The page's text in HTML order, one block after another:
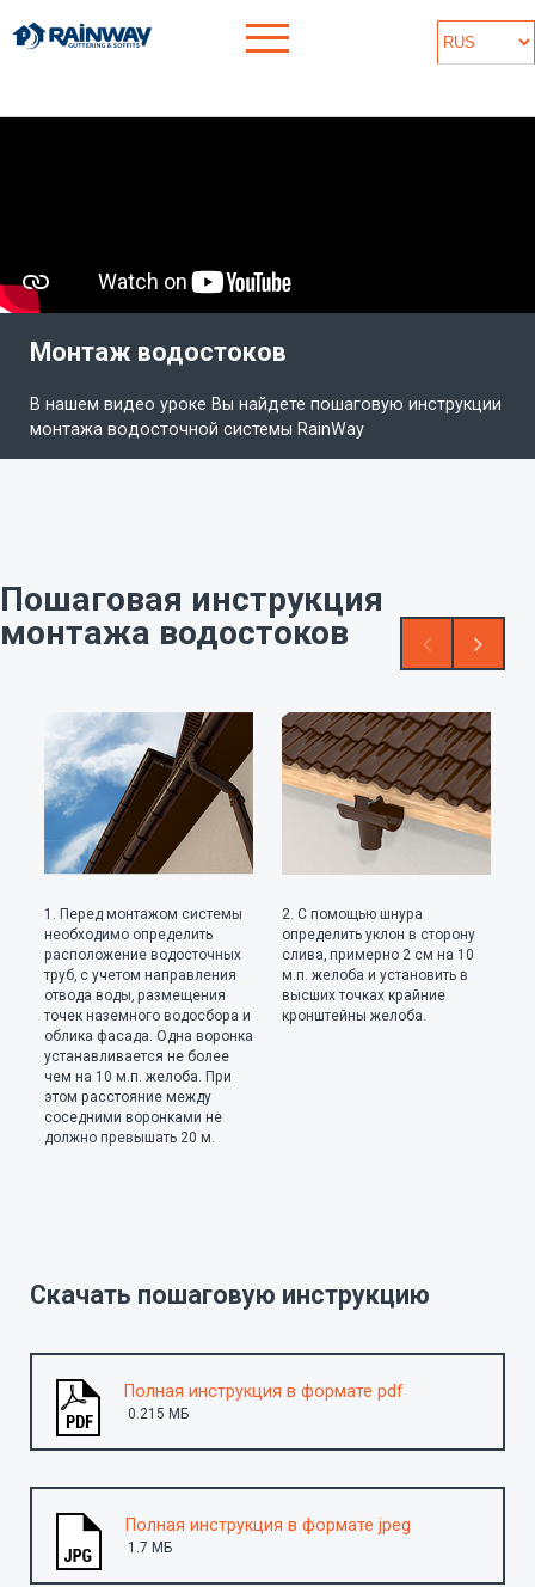
Монтаж водостоков
В нашем видео уроке Вы найдете пошаговую инструкции
монтажа водосточной системы RainWay
Пошаговая инструкция
монтажа водостоков
1. Перед монтажом системы
необходимо определить
расположение водосточных
труб, с учетом направления
отвода воды, размещения
точек наземного водосбора и
облика фасада. Одна воронка
устанавливается не более
чем на 10 м.п. желоба. При
этом расстояние между
соседними воронками не
должно превышать 20 м.
2. С помощью шнура
определить уклон в сторону
слива, примерно 2 см на 10
м.п. желоба и установить в
высших точках крайние
кронштейны желоба.
Скачать пошаговую инструкцию
Полная инструкция в формате pdf
0.215 MБ
Полная инструкция в формате jpeg
1.7 MБ